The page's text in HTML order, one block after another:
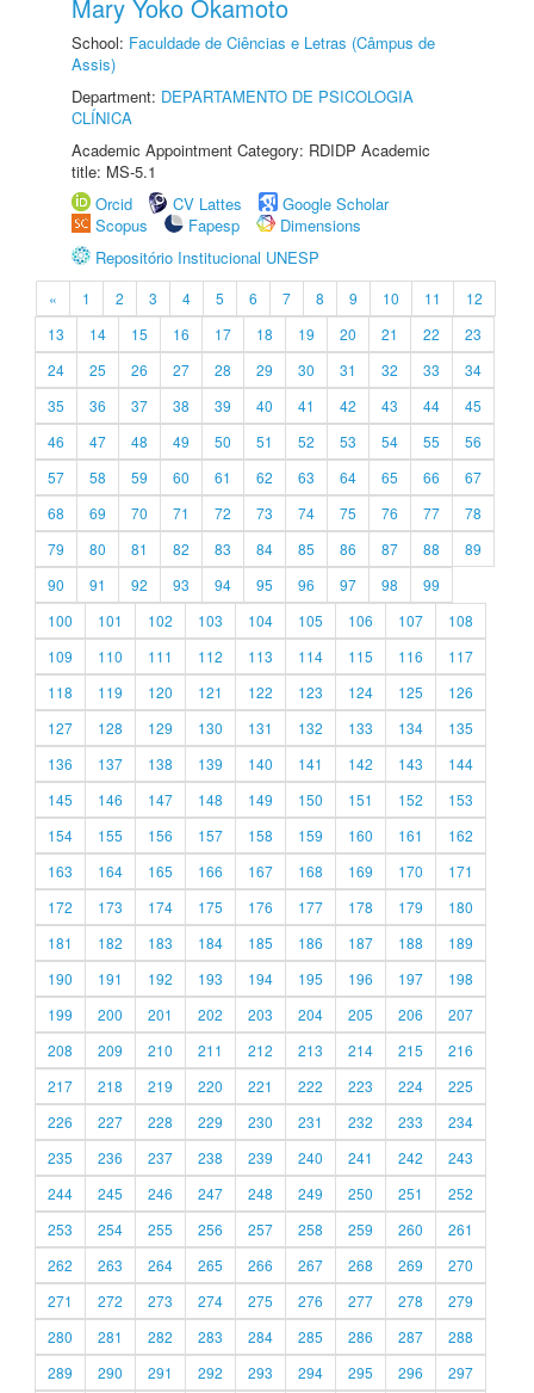
Mary Yoko Okamoto
School: Faculdade de Ciências e Letras (Câmpus de
Assis)
Department: DEPARTAMENTO DE PSICOLOGIA
CLÍNICA
Academic Appointment Category: RDIDP Academic
title: MS-5.1
Orcid
CV Lattes
Google Scholar
Scopus
Fapesp
Dimensions
Repositório Institucional UNESP
« 1 2 3 4 5 6 7 8 9 10 11
12
13
14 15 16 17 18 19 20 21 22
23
24
25 26 27 28 29 30 31 32 33
34
35
36 37 38 39 40 41 42 43 44
45
46
47 48 49 50 51 52 53 54 55
56
57
58 59 60 61 62 63 64 65 66
67
68
69 70 71 72 73 74 75 76 77
78
79
80 81 82 83 84 85 86 87 88
89
90
91 92 93 94 95 96 97 98
99
100
101 102 103 104 105 106 107
108
109
110 111 112 113 114 115 116
117
118
119 120 121 122 123 124 125
126
127
128 129 130 131 132 133 134
135
136
137 138 139 140 141 142 143
144
145
146 147 148 149 150 151 152
153
154
155 156 157 158 159 160 161
162
163
164 165 166 167 168 169 170
171
172
173 174 175 176 177 178 179
180
181
182 183 184 185 186 187 188
189
190
191 192 193 194 195 196 197
198
199
200 201 202 203 204 205 206
207
208
209 210 211 212 213 214 215
216
217
218 219 220 221 222 223 224
225
226
227 228 229 230 231 232 233
234
235
236 237 238 239 240 241 242
243
244
245 246 247 248 249 250 251
252
253
254 255 256 257 258 259 260
261
262
263 264 265 266 267 268 269
270
271
272 273 274 275 276 277 278
279
280
281 282 283 284 285 286 287
288
289
290 291 292 293 294 295 296 297